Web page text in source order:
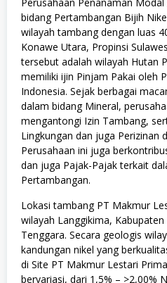
bidang Pertambangan Bijih
wilayah tambang dengan luas
Konawe Utara, Propinsi
tersebut adalah wilayah Hutan
memiliki ijin Pinjam Pakai oleh
Indonesia. Sejak berbagai
dalam bidang Mineral,
mengantongi Izin Tambang,
Lingkungan dan juga Perizinan
Perusahaan ini juga
dan juga Pajak-Pajak terkait
Pertambangan.
Lokasi tambang PT Makmur
wilayah Langgikima,
Tenggara. Secara geologis
kandungan nikel yang
di Site PT Makmur Lestari
bervariasi, dari 1,5% – >2,00%